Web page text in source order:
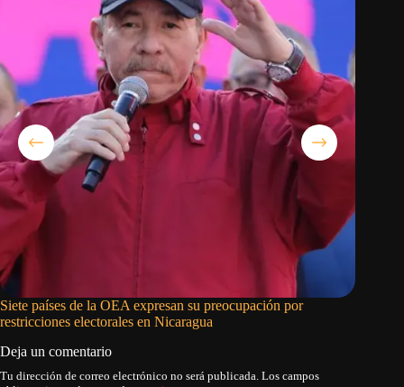
Siete países de la OEA expresan su preocupación por
restricciones electorales en Nicaragua
Deja un comentario
Tu dirección de correo electrónico no será publicada. Los campos